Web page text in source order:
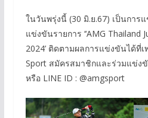
ในวันพรุ่งนี้ (30 มิ.ย.67) เป็นการ
แข่งขันรายการ ‘‘AMG Thailand
2024’ ติดตามผลการแข่งขันได้ที่เ
Sport สมัครสมาชิกและร่วมแข่งขั
หรือ LINE ID : @amgsport